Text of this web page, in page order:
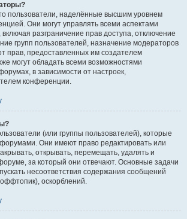
пользователи, наделённые высшим уровнем
Они могут управлять всеми аспектами
разграничение прав доступа, отключение
групп пользователей, назначение модераторов
прав, предоставленных им создателем
могут обладать всеми возможностями
в зависимости от настроек,
конференции.
(или группы пользователей), которые
Они имеют право редактировать или
открывать, перемещать, удалять и
за который они отвечают. Основные задачи
несоответствия содержания сообщений
оскорблений.